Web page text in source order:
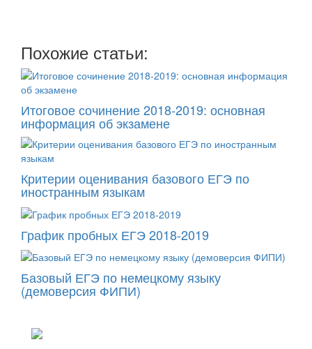
Похожие статьи:
Итоговое сочинение 2018-2019: основная
информация об экзамене
Критерии оценивания базового ЕГЭ по
иностранным языкам
График пробных ЕГЭ 2018-2019
Базовый ЕГЭ по немецкому языку
(демоверсия ФИПИ)